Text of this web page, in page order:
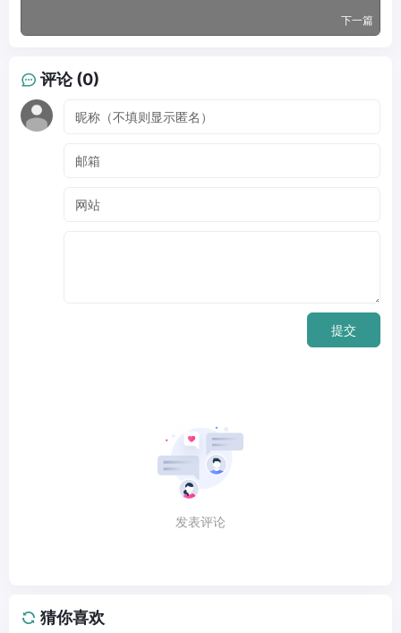
下一篇
评论 (0)
提交
发表评论
猜你喜欢